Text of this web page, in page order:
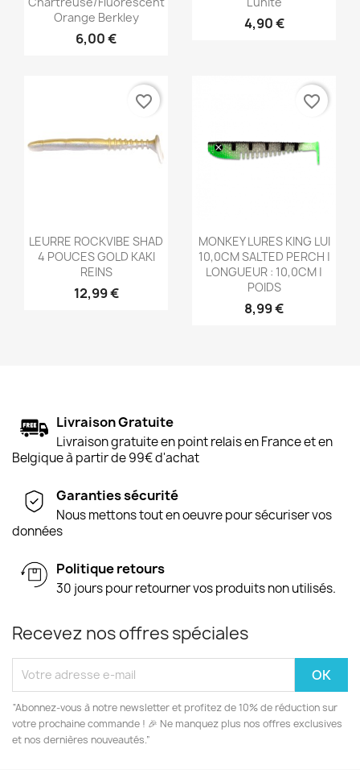
Orange Berkley
6,00 €
4,90 €
Aperçu rapide
LEURRE ROCKVIBE SHAD
4 POUCES GOLD KAKI
REINS
12,99 €
favorite_border
Aperçu rapide
MONKEY LURES KING LUI
10,0CM SALTED PERCH |
LONGUEUR : 10,0CM |
POIDS
8,99 €
favorite_border
Livraison Gratuite
Livraison gratuite en point relais en France et en
Belgique à partir de 99€ d'achat
Garanties sécurité
Nous mettons tout en oeuvre pour sécuriser vos
données
Politique retours
30 jours pour retourner vos produits non utilisés.
Recevez nos offres spéciales
“Abonnez-vous à notre newsletter et profitez de 10% de réduction sur
votre prochaine commande ! 🎉 Ne manquez plus nos offres exclusives
et nos dernières nouveautés.”